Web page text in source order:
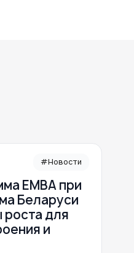
#Новости
ЕМВА при
Беларуси
для
и